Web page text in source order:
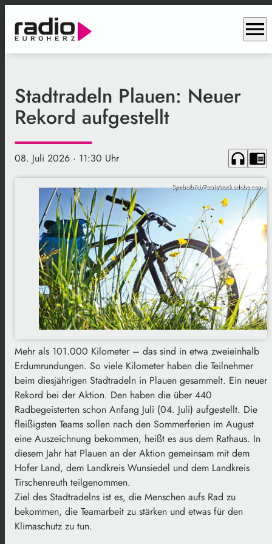
menu
Stadtradeln Plauen: Neuer
Rekord aufgestellt
08. Juli 2026 · 11:30 Uhr headphones chrome_reader_mode
Symbolbild/Petair/stock.adobe.com
Mehr als 101.000 Kilometer – das sind in etwa zweieinhalb
Erdumrundungen. So viele Kilometer haben die Teilnehmer
beim diesjährigen Stadtradeln in Plauen gesammelt. Ein neuer
Rekord bei der Aktion. Den haben die über 440
Radbegeisterten schon Anfang Juli (04. Juli) aufgestellt. Die
fleißigsten Teams sollen nach den Sommerferien im August
eine Auszeichnung bekommen, heißt es aus dem Rathaus. In
diesem Jahr hat Plauen an der Aktion gemeinsam mit dem
Hofer Land, dem Landkreis Wunsiedel und dem Landkreis
Tirschenreuth teilgenommen.
Ziel des Stadtradelns ist es, die Menschen aufs Rad zu
bekommen, die Teamarbeit zu stärken und etwas für den
Klimaschutz zu tun.